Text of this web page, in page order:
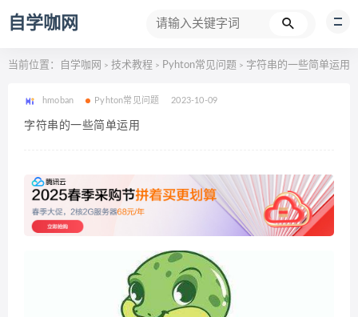
自学咖网
当前位置： 自学咖网 > 技术教程 > Pyhton常见问题 > 字符串的一些简单运用
hmoban Pyhton常见问题 2023-10-09
字符串的一些简单运用